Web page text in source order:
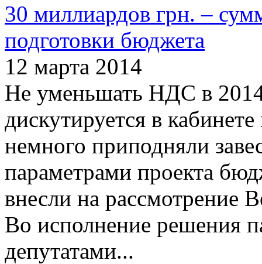
30 миллиардов грн. –
подготовки бюджета
12 марта 2014
Не уменьшать НДС в 2014
дискутируется в
немного приподняли
параметрами проекта
внесли на рассмотрение
Во исполнение решения
депутатами...